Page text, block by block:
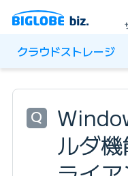
クラウドストレージ
Q
ルダ